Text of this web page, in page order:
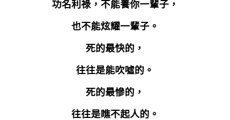
功名利祿，不能養你一輩子，
也不能炫耀一輩子。
死的最快的，
往往是能吹噓的。
死的最慘的，
往往是瞧不起人的。